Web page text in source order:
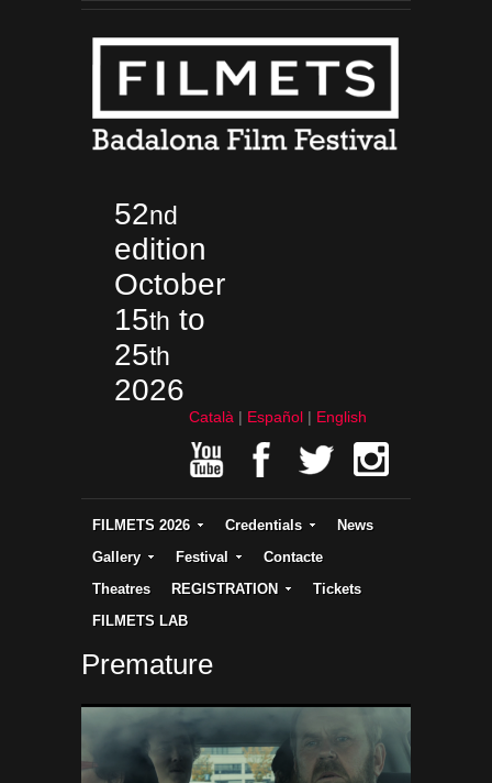
52nd
edition
October
15th to
25th
2026
Català Español English
FILMETS 2026 Credentials
News
Gallery
Festival
Contacte
Theatres
REGISTRATION
Tickets
FILMETS LAB
Premature